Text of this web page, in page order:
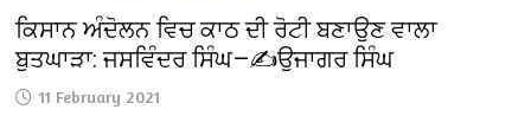
ਕਿਸਾਨ ਅੰਦੋਲਨ ਵਿਚ ਕਾਠ ਦੀ ਰੋਟੀ ਬਣਾਉਣ ਵਾਲਾ
ਬੁਤਘਾੜਾ: ਜਸਵਿੰਦਰ ਸਿੰਘ—✍️ਉਜਾਗਰ ਸਿੰਘ
11 February 2021